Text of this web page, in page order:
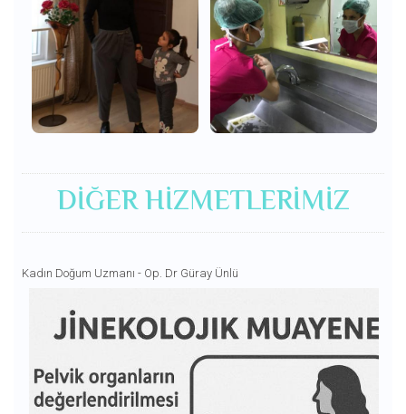
DIĞER HIZMETLERIMIZ
Kadın Doğum Uzmanı - Op. Dr Güray Ünlü